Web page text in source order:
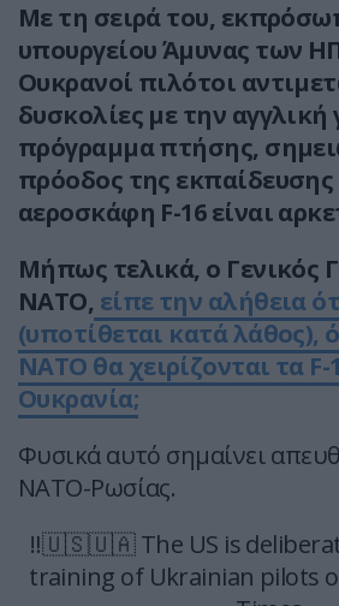
Με τη σειρά του,
υπουργείου Άμυνας των
Ουκρανοί πιλότοι
δυσκολίες με την
πρόγραμμα πτήσης,
πρόοδος της
αεροσκάφη F-16 είναι
Μήπως τελικά, ο Γενικός
ΝΑΤΟ, είπε την αλήθεια
(υποτίθεται κατά λάθος),
ΝΑΤΟ θα χειρίζονται τα F-
Ουκρανία;
Φυσικά αυτό σημαίνει
ΝΑΤΟ-Ρωσίας.
‼️🇺🇸🇺🇦 The US is
training of Ukrainian pilots